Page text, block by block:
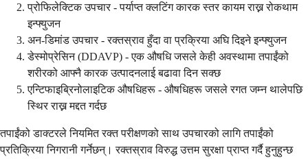
प्रोफिलेक्टिक उपचार - पर्याप्त क्लटिंग कारक स्तर कायम राख्न रोकथाम
इन्फ्युजन
अन-डिमांड उपचार - रक्तस्राव हुँदा वा प्रक्रिया अघि दिइने इन्फ्युजन
डेस्मोप्रेसिन (DDAVP) - एक औषधि जसले केही अवस्थामा तपाईंको
शरीरको आफ्नै कारक उत्पादनलाई बढावा दिन सक्छ
एन्टिफाइब्रिनोलाइटिक औषधिहरू - औषधिहरू जसले रगत जम्न थालेपछि
स्थिर राख्न मद्दत गर्दछ
तपाईंको डाक्टरले नियमित रक्त परीक्षणको साथ उपचारको लागि तपाईंको
प्रतिक्रिया निगरानी गर्नेछन्। रक्तस्राव विरुद्ध उत्तम सुरक्षा प्राप्त गर्दै हुनुहुन्छ